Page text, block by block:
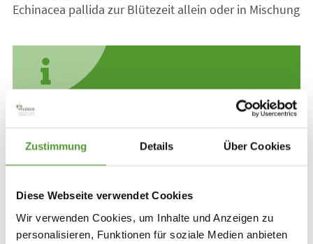
Zustimmung Details Über Cookies
Diese Webseite verwendet Cookies
Wir verwenden Cookies, um Inhalte und Anzeigen zu
personalisieren, Funktionen für soziale Medien anbieten
Echinacea pallida zur Blütezeit allein oder in Mischung
Anwendung aus der Erfahrungsmedizin
schwere und fieberhafte Infektionen